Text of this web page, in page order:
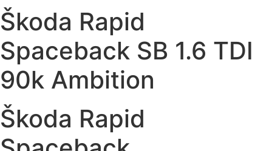
Škoda Rapid
Spaceback SB 1.6 TDI
90k Ambition
Škoda Rapid